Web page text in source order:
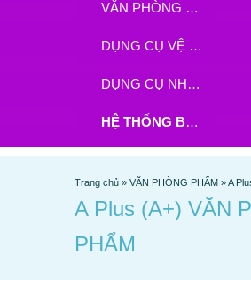
VĂN PHÒNG PHẨM
DỤNG CỤ VỆ SINH
DỤNG CỤ NHÀ BẾP
HỆ THỐNG BHX - TGDĐ ĐẶT HÀNG TẠI ĐÂY
Trang chủ » VĂN PHÒNG PHẨM »A
A Plus (A+) VĂN
PHẨM